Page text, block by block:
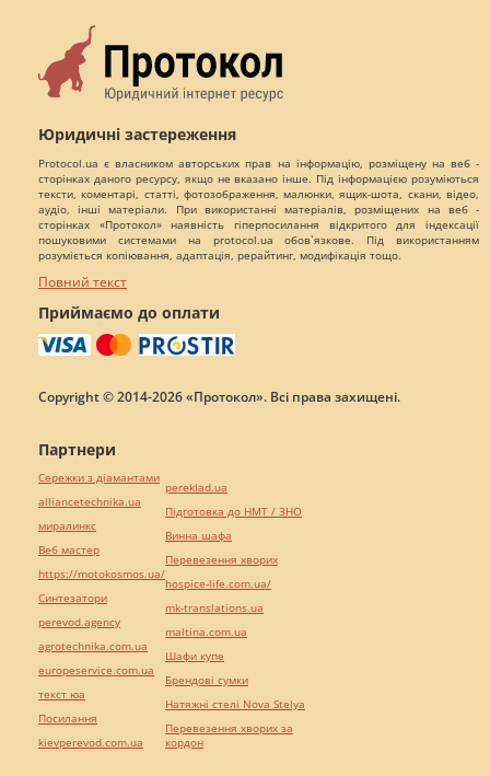
Юридичні застереження
Protocol.ua є власником авторських прав на інформацію, розміщену на веб -
сторінках даного ресурсу, якщо не вказано інше. Під інформацією розуміються
тексти, коментарі, статті, фотозображення, малюнки, ящик-шота, скани, відео,
аудіо, інші матеріали. При використанні матеріалів, розміщених на веб -
сторінках «Протокол» наявність гіперпосилання відкритого для індексації
пошуковими системами на protocol.ua обов`язкове. Під використанням
розуміється копіювання, адаптація, рерайтинг, модифікація тощо.
Повний текст
Приймаємо до оплати
Copyright © 2014-2026 «Протокол». Всі права захищені.
Партнери
Сережки з діамантами
alliancetechnika.ua
миралинкс
Веб мастер
https://motokosmos.ua/
Синтезатори
perevod.agency
agrotechnika.com.ua
europeservice.com.ua
текст юа
Посилання
kievperevod.com.ua
pereklad.ua
Підготовка до НМТ / ЗНО
Винна шафа
Перевезення хворих
hospice-life.com.ua/
mk-translations.ua
maltina.com.ua
Шафи купе
Брендові сумки
Натяжні стелі Nova Stelya
Перевезення хворих за
кордон